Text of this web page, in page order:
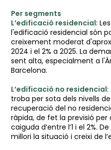
Per segments
L’edificació residencial:
l'edificació residencial són
creixement moderat
2024 i el 2% a 2025. La
sent alta, especialment a
Barcelona.
L’edificació no residencial:
troba per sota dels nivells
recuperació del no
ràpida, de fet la previsió
caiguda d’entre l’1 i el 2%.
millori la situació i creixi de